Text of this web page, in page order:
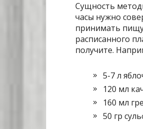
Сущность
часы нужно
принимать
расписанного
получите.
5-7 л
120 мл
160 мл
50 гр